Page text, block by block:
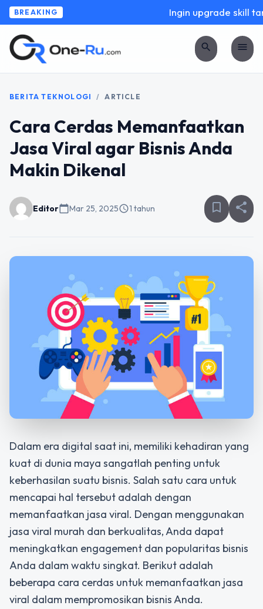
BREAKING Ingin upgrade skill
search menu
BERITA TEKNOLOGI / ARTICLE
Cara Cerdas Memanfaatkan
Jasa Viral agar Bisnis Anda
Makin Dikenal
Editorcalendar_todayMar 25, 2025schedule1 tahun bookmark_border share
Dalam era digital saat ini, memiliki kehadiran yang
kuat di dunia maya sangatlah penting untuk
keberhasilan suatu bisnis. Salah satu cara untuk
mencapai hal tersebut adalah dengan
memanfaatkan jasa viral. Dengan menggunakan
jasa viral murah dan berkualitas, Anda dapat
meningkatkan engagement dan popularitas bisnis
Anda dalam waktu singkat. Berikut adalah
beberapa cara cerdas untuk memanfaatkan jasa
viral dalam mempromosikan bisnis Anda.